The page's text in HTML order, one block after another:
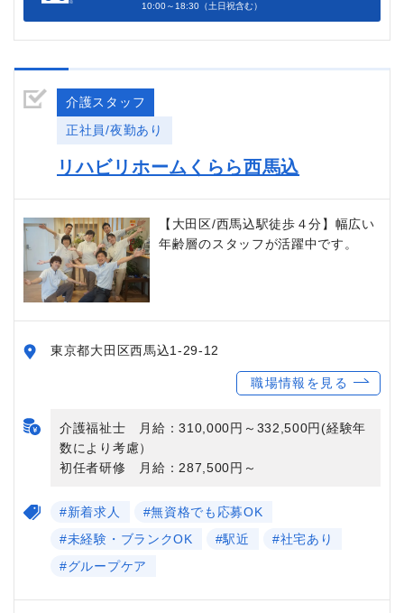
10:00～18:30（土日祝含む）
介護スタッフ
正社員/夜勤あり
リハビリホームくらら西馬込
【大田区/西馬込駅徒歩４分】幅広い
年齢層のスタッフが活躍中です。
東京都大田区西馬込1-29-12
職場情報を見る
介護福祉士 月給：310,000円～332,500円(経験年
数により考慮）
初任者研修 月給：287,500円～
#新着求人
#無資格でも応募OK
#未経験・ブランクOK
#駅近
#社宅あり
#グループケア